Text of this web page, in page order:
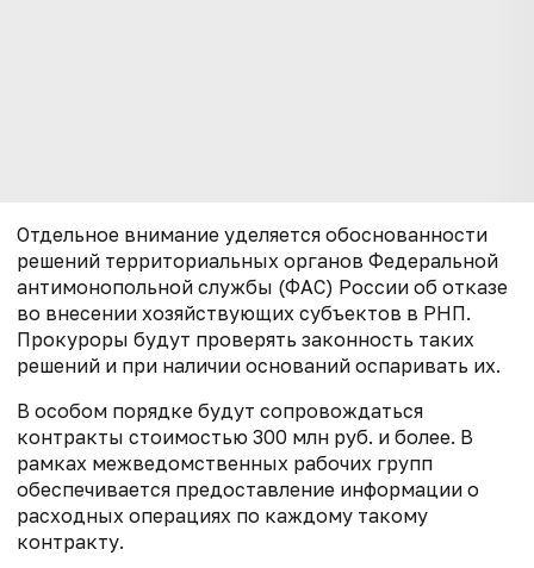
Отдельное внимание уделяется обоснованности
решений территориальных органов Федеральной
антимонопольной службы (ФАС) России об отказе
во внесении хозяйствующих субъектов в РНП.
Прокуроры будут проверять законность таких
решений и при наличии оснований оспаривать их.
В особом порядке будут сопровождаться
контракты стоимостью 300 млн руб. и более. В
рамках межведомственных рабочих групп
обеспечивается предоставление информации о
расходных операциях по каждому такому
контракту.